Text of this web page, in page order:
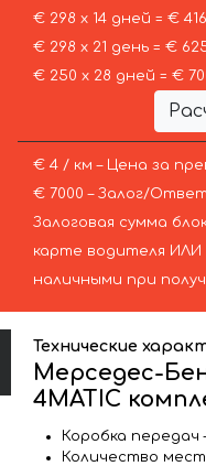
€ 298 х 14 дней = €
€ 298 х 21 день = €
€ 250 х 28 дней = €
€ 4 / км – Цена за
€ 7000 – Залог/
Залоговая сумма
карте водителя
наличными при
Технические
Мерседес-
4MATIC
Коробка передач
Количество мест